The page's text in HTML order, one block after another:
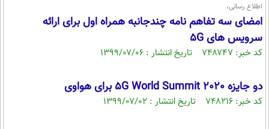
اطلاع رسانی،
امضای سه تفاهم نامه چندجانبه همراه اول برای ارائه
سرویس های 5G
کد خبر: ۷۴۸۷۴۷ تاریخ انتشار : ۱۳۹۹/۰۷/۰۶
دو جایزه 5G World Summit 2020 برای هواوی
کد خبر: ۷۴۸۲۱۶ تاریخ انتشار : ۱۳۹۹/۰۷/۰۲